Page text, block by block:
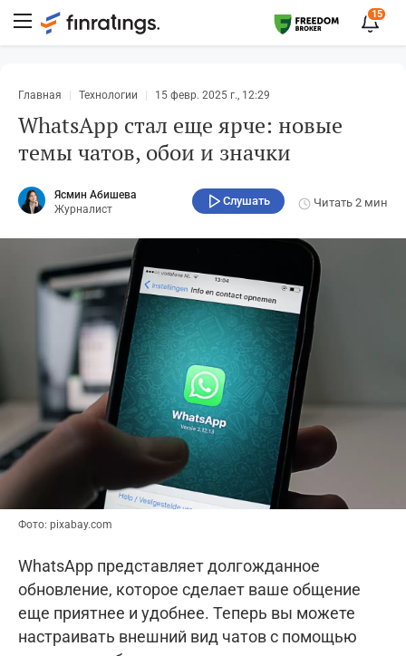
15
Главная Технологии 15 февр. 2025 г., 12:29
WhatsApp стал еще ярче: новые
темы чатов, обои и значки
Ясмин Абишева
Журналист
Слушать Читать 2 мин
Фото: pixabay.com
WhatsApp представляет долгожданное
обновление, которое сделает ваше общение
еще приятнее и удобнее. Теперь вы можете
настраивать внешний вид чатов с помощью